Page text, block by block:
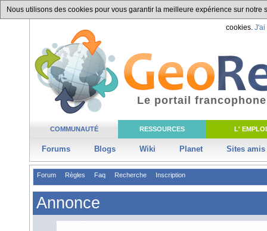
Nous utilisons des cookies pour vous garantir la meilleure expérience sur
cookies. J'ai
COMMUNAUTÉ RESSOURCES L' EMPLOI
Forums Blogs Wiki Planet Sites amis
Le portail
Forum Règles Faq Recherche Inscription
Annonce